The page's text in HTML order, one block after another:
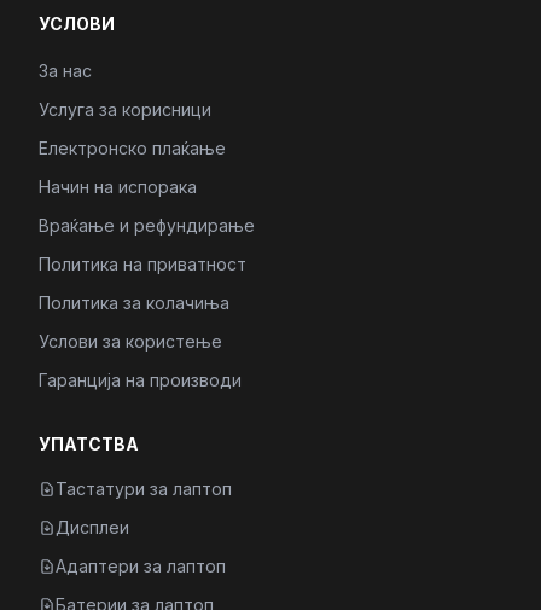
УСЛОВИ
За нас
Услуга за корисници
Електронско плаќање
Начин на испорака
Враќање и рефундирање
Политика на приватност
Политика за колачиња
Услови за користење
Гаранција на производи
УПАТСТВА
Тастатури за лаптоп
Дисплеи
Адаптери за лаптоп
Батерии за лаптоп